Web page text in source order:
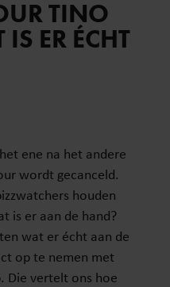
TINO
ER ÉCHT
ene na het andere
wordt gecanceld.
houden
is er aan de hand?
wat er écht aan de
op te nemen met
Die vertelt ons hoe